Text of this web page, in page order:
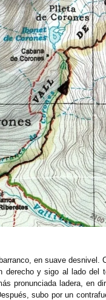
en suave desnivel.
derecho y sigo al lado del
pronunciada ladera, en
subo por un